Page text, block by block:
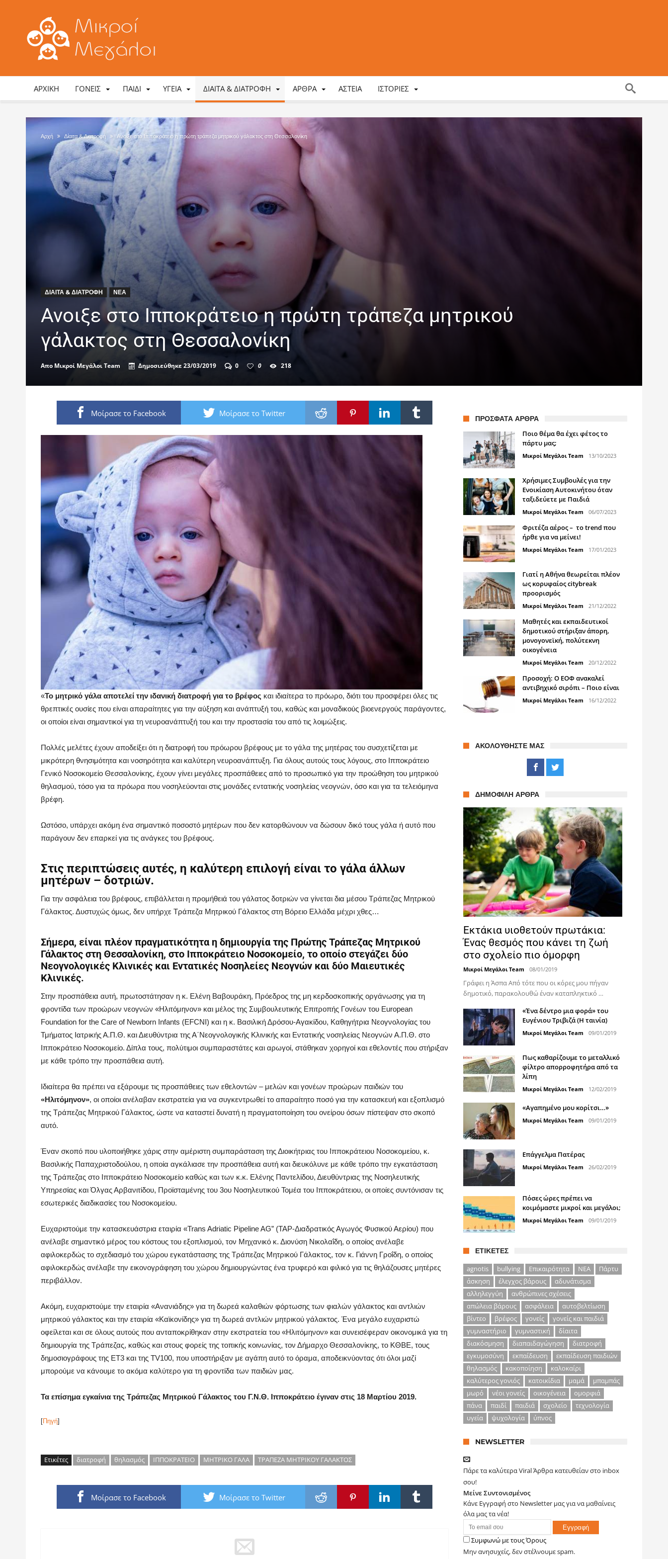
ΑΡΧΙΚΉ ΓΟΝΕΊΣ ΠΑΙΔΊ ΥΓΕΊΑ ΔΊΑΙΤΑ & ΔΙΑΤΡΟΦΉ ΆΡΘΡΑ ΑΣΤΕΊΑ ΙΣΤΟΡΊΕΣ
Αρχή Δίαιτα & Διατροφή Ανοιξε στο Ιπποκράτειο η πρώτη τράπεζα μητρικού γάλακτος στη Θεσσαλονίκη
ΔΊΑΙΤΑ & ΔΙΑΤΡΟΦΉ ΝΈΑ
Ανοιξε στο Ιπποκράτειο η πρώτη τράπεζα μητρικού
γάλακτος στη Θεσσαλονίκη
Απο Μικροί Μεγάλοι Team Δημοσιεύθηκε23/03/2019 0 0 218
Μοίρασε το Facebook Μοίρασε το Twitter
«Το μητρικό γάλα αποτελεί την ιδανική διατροφή για το βρέφος και ιδιαίτερα το πρόωρο, διότι του προσφέρει όλες τις
θρεπτικές ουσίες που είναι απαραίτητες για την αύξηση και ανάπτυξή του, καθώς και μοναδικούς βιοενεργούς παράγοντες,
οι οποίοι είναι σημαντικοί για τη νευροανάπτυξή του και την προστασία του από τις λοιμώξεις.
Πολλές μελέτες έχουν αποδείξει ότι η διατροφή του πρόωρου βρέφους με το γάλα της μητέρας του συσχετίζεται με
μικρότερη θνησιμότητα και νοσηρότητα και καλύτερη νευροανάπτυξη. Για όλους αυτούς τους λόγους, στο Ιπποκράτειο
Γενικό Νοσοκομείο Θεσσαλονίκης, έχουν γίνει μεγάλες προσπάθειες από το προσωπικό για την προώθηση του μητρικού
θηλασμού, τόσο για τα πρόωρα που νοσηλεύονται στις μονάδες εντατικής νοσηλείας νεογνών, όσο και για τα τελειόμηνα
βρέφη.
Ωστόσο, υπάρχει ακόμη ένα σημαντικό ποσοστό μητέρων που δεν κατορθώνουν να δώσουν δικό τους γάλα ή αυτό που
παράγουν δεν επαρκεί για τις ανάγκες του βρέφους.
Στις περιπτώσεις αυτές, η καλύτερη επιλογή είναι το γάλα άλλων
μητέρων – δοτριών.
Για την ασφάλεια του βρέφους, επιβάλλεται η προμήθειά του γάλατος δοτριών να γίνεται δια μέσου Τράπεζας Μητρικού
Γάλακτος. Δυστυχώς όμως, δεν υπήρχε Τράπεζα Μητρικού Γάλακτος στη Βόρειο Ελλάδα μέχρι χθες…
Σήμερα, είναι πλέον πραγματικότητα η δημιουργία της Πρώτης Τράπεζας Μητρικού
Γάλακτος στη Θεσσαλονίκη, στο Ιπποκράτειο Νοσοκομείο, το οποίο στεγάζει δύο
Νεογνολογικές Κλινικές και Εντατικές Νοσηλείες Νεογνών και δύο Μαιευτικές
Κλινικές.
Στην προσπάθεια αυτή, πρωτοστάτησαν η κ. Ελένη Βαβουράκη, Πρόεδρος της μη κερδοσκοπικής οργάνωσης για τη
φροντίδα των προώρων νεογνών «Ηλιτόμηνον» και μέλος της Συμβουλευτικής Επιτροπής Γονέων του European
Foundation for the Care of Newborn Infants (EFCNI) και η κ. Βασιλική Δρόσου-Αγακίδου, Καθηγήτρια Νεογνολογίας του
Τμήματος Ιατρικής Α.Π.Θ. και Διευθύντρια της Α΄Νεογνολογικής Κλινικής και Εντατικής νοσηλείας Νεογνών Α.Π.Θ. στο
Ιπποκράτειο Νοσοκομείο. Δίπλα τους, πολύτιμοι συμπαραστάτες και αρωγοί, στάθηκαν χορηγοί και εθελοντές που στήριξαν
με κάθε τρόπο την προσπάθεια αυτή.
Ιδιαίτερα θα πρέπει να εξάρουμε τις προσπάθειες των εθελοντών – μελών και γονέων προώρων παιδιών του
«Ηλιτόμηνον», οι οποίοι ανέλαβαν εκστρατεία για να συγκεντρωθεί το απαραίτητο ποσό για την κατασκευή και εξοπλισμό
της Τράπεζας Μητρικού Γάλακτος, ώστε να καταστεί δυνατή η πραγματοποίηση του ονείρου όσων πίστεψαν στο σκοπό
αυτό.
Έναν σκοπό που υλοποιήθηκε χάρις στην αμέριστη συμπαράσταση της Διοικήτριας του Ιπποκράτειου Νοσοκομείου, κ.
Βασιλικής Παπαχριστοδούλου, η οποία αγκάλιασε την προσπάθεια αυτή και διευκόλυνε με κάθε τρόπο την εγκατάσταση
της Τράπεζας στο Ιπποκράτειο Νοσοκομείο καθώς και των κ.κ. Ελένης Παντελίδου, Διευθύντριας της Νοσηλευτικής
Υπηρεσίας και Όλγας Αρβανιτίδου, Προϊσταμένης του 3ου Νοσηλευτικού Τομέα του Ιπποκράτειου, οι οποίες συντόνισαν τις
εσωτερικές διαδικασίες του Νοσοκομείου.
Ευχαριστούμε την κατασκευάστρια εταιρία «Trans Adriatic Pipeline AG” (TAP-Διαδρατικός Αγωγός Φυσικού Αερίου) που
ανέλαβε σημαντικό μέρος του κόστους του εξοπλισμού, τον Μηχανικό κ. Διονύση Νικολαΐδη, ο οποίος ανέλαβε
αφιλοκερδώς το σχεδιασμό του χώρου εγκατάστασης της Τράπεζας Μητρικού Γάλακτος, τον κ. Γιάννη Γροΐδη, ο οποίος
αφιλοκερδώς ανέλαβε την εικονογράφηση του χώρου δημιουργώντας ένα τρυφερό και φιλικό για τις θηλάζουσες μητέρες
περιβάλλον.
Ακόμη, ευχαριστούμε την εταιρία «Ανανιάδης» για τη δωρεά καλαθιών φόρτωσης των φιαλών γάλακτος και αντλιών
μητρικού γάλακτος και την εταιρία «Καϊκονίδης» για τη δωρεά αντλιών μητρικού γάλακτος. Ένα μεγάλο ευχαριστώ
οφείλεται και σε όλους αυτούς που ανταποκρίθηκαν στην εκστρατεία του «Ηλιτόμηνον» και συνεισέφεραν οικονομικά για τη
δημιουργία της Τράπεζας, καθώς και στους φορείς της τοπικής κοινωνίας, τον Δήμαρχο Θεσσαλονίκης, το ΚΘΒΕ, τους
δημοσιογράφους της ΕΤ3 και της TV100, που υποστήριξαν με αγάπη αυτό το όραμα, αποδεικνύοντας ότι όλοι μαζί
μπορούμε να κάνουμε το ακόμα καλύτερο για τη φροντίδα των παιδιών μας.
Τα επίσημα εγκαίνια της Τράπεζας Μητρικού Γάλακτος του Γ.Ν.Θ. Ιπποκράτειο έγιναν στις 18 Μαρτίου 2019.
[Πηγή]
Ετικέτες διατροφή θηλασμός ΙΠΠΟΚΡΑΤΕΙΟ ΜΗΤΡΙΚΟ ΓΑΛΑ ΤΡΑΠΕΖΑ ΜΗΤΡΙΚΟΥ ΓΑΛΑΚΤΟΣ
Μοίρασε το Facebook Μοίρασε το Twitter
ΠΡΌΣΦΑΤΑ ΆΡΘΡΑ
Ποιο θέμα θα έχει φέτος το
πάρτυ μας;
Μικροί Μεγάλοι Team 13/10/2023
Χρήσιμες Συμβουλές για την
Ενοικίαση Αυτοκινήτου όταν
ταξιδεύετε με Παιδιά
Μικροί Μεγάλοι Team 06/07/2023
Φριτέζα αέρος – το trend που
ήρθε για να μείνει!
Μικροί Μεγάλοι Team 17/01/2023
Γιατί η Αθήνα θεωρείται πλέον
ως κορυφαίος citybreak
προορισμός
Μικροί Μεγάλοι Team 21/12/2022
Μαθητές και εκπαιδευτικοί
δημοτικού στήριξαν άπορη,
μονογονεϊκή, πολύτεκνη
οικογένεια
Μικροί Μεγάλοι Team 20/12/2022
Προσοχή: Ο ΕΟΦ ανακαλεί
αντιβηχικό σιρόπι – Ποιο είναι
Μικροί Μεγάλοι Team 16/12/2022
ΑΚΟΛΟΥΘΉΣΤΕ ΜΑΣ
ΔΗΜΟΦΙΛΉ ΆΡΘΡΑ
Εκτάκια υιοθετούν πρωτάκια:
Ένας θεσμός που κάνει τη ζωή
στο σχολείο πιο όμορφη
Μικροί Μεγάλοι Team 08/01/2019
Γράφει η Άσπα Από τότε που οι κόρες μου πήγαν
δημοτικό, παρακολουθώ έναν καταπληκτικό …
«Ένα δέντρο μια φορά» του
Ευγένιου Τριβιζά (Η ταινία)
Μικροί Μεγάλοι Team 09/01/2019
Πως καθαρίζουμε το μεταλλικό
φίλτρο απορροφητήρα από τα
λίπη
Μικροί Μεγάλοι Team 12/02/2019
«Αγαπημένο μου κορίτσι…»
Μικροί Μεγάλοι Team 09/01/2019
Επάγγελμα Πατέρας
Μικροί Μεγάλοι Team 26/02/2019
Πόσες ώρες πρέπει να
κοιμόμαστε μικροί και μεγάλοι;
Μικροί Μεγάλοι Team 09/01/2019
ΕΤΙΚΈΤΕΣ
agnotis
bullying Επικαιρότητα ΝΕΑ
Πάρτυ
άσκηση
έλεγχος βάρους
αδυνάτισμα
αλληλεγγύη
ανθρώπινες σχέσεις
απώλεια βάρους
ασφάλεια
αυτοβελτίωση
βίντεο
βρέφος γονείς
γονείς και παιδιά
γυμναστήριο
γυμναστική
δίαιτα
διακόσμηση
διαπαιδαγώγηση
διατροφή
εγκυμοσύνη
εκπαίδευση
εκπαίδευση παιδιών
θηλασμός
κακοποίηση
καλοκαίρι
καλύτερος γονιός
κατοικίδια μαμά
μπαμπάς
μωρό
νέοι γονείς οικογένεια
ομορφιά
πάνα
παιδί παιδιά σχολείο
τεχνολογία
υγεία
ψυχολογία ύπνος
NEWSLETTER
Πάρε τα καλύτερα Viral Άρθρα κατευθείαν στο inbox
σου!
Μείνε Συντονισμένος
Κάνε Εγγραφή στο Newsletter μας για να μαθαίνεις
όλα μας τα νέα!
Συμφωνώ με τους Όρους
Μην ανησυχείς, δεν στέλνουμε spam.